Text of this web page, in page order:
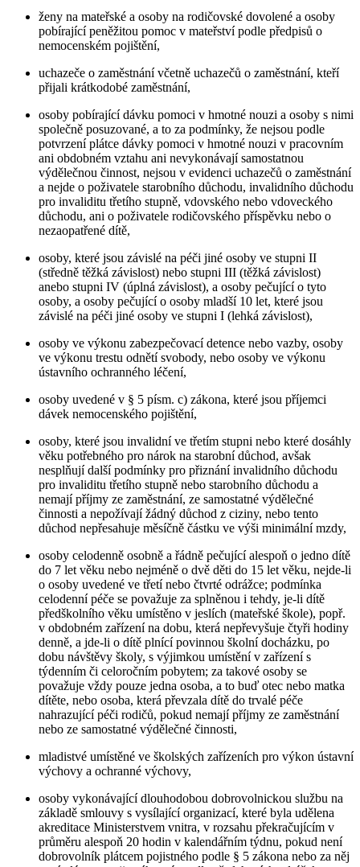
ženy na mateřské a osoby na rodičovské dovolené a osoby
pobírající peněžitou pomoc v mateřství podle předpisů o
nemocenském pojištění,
uchazeče o zaměstnání včetně uchazečů o zaměstnání, kteří
přijali krátkodobé zaměstnání,
osoby pobírající dávku pomoci v hmotné nouzi a osoby s nimi
společně posuzované, a to za podmínky, že nejsou podle
potvrzení plátce dávky pomoci v hmotné nouzi v pracovním
ani obdobném vztahu ani nevykonávají samostatnou
výdělečnou činnost, nejsou v evidenci uchazečů o zaměstnání
a nejde o poživatele starobního důchodu, invalidního důchodu
pro invaliditu třetího stupně, vdovského nebo vdoveckého
důchodu, ani o poživatele rodičovského příspěvku nebo o
nezaopatřené dítě,
osoby, které jsou závislé na péči jiné osoby ve stupni II
(středně těžká závislost) nebo stupni III (těžká závislost)
anebo stupni IV (úplná závislost), a osoby pečující o tyto
osoby, a osoby pečující o osoby mladší 10 let, které jsou
závislé na péči jiné osoby ve stupni I (lehká závislost),
osoby ve výkonu zabezpečovací detence nebo vazby, osoby
ve výkonu trestu odnětí svobody, nebo osoby ve výkonu
ústavního ochranného léčení,
osoby uvedené v § 5 písm. c) zákona, které jsou příjemci
dávek nemocenského pojištění,
osoby, které jsou invalidní ve třetím stupni nebo které dosáhly
věku potřebného pro nárok na starobní důchod, avšak
nesplňují další podmínky pro přiznání invalidního důchodu
pro invaliditu třetího stupně nebo starobního důchodu a
nemají příjmy ze zaměstnání, ze samostatné výdělečné
činnosti a nepožívají žádný důchod z ciziny, nebo tento
důchod nepřesahuje měsíčně částku ve výši minimální mzdy,
osoby celodenně osobně a řádně pečující alespoň o jedno dítě
do 7 let věku nebo nejméně o dvě děti do 15 let věku, nejde-li
o osoby uvedené ve třetí nebo čtvrté odrážce; podmínka
celodenní péče se považuje za splněnou i tehdy, je-li dítě
předškolního věku umístěno v jeslích (mateřské škole), popř.
v obdobném zařízení na dobu, která nepřevyšuje čtyři hodiny
denně, a jde-li o dítě plnící povinnou školní docházku, po
dobu návštěvy školy, s výjimkou umístění v zařízení s
týdenním či celoročním pobytem; za takové osoby se
považuje vždy pouze jedna osoba, a to buď otec nebo matka
dítěte, nebo osoba, která převzala dítě do trvalé péče
nahrazující péči rodičů, pokud nemají příjmy ze zaměstnání
nebo ze samostatné výdělečné činnosti,
mladistvé umístěné ve školských zařízeních pro výkon ústavní
výchovy a ochranné výchovy,
osoby vykonávající dlouhodobou dobrovolnickou službu na
základě smlouvy s vysílající organizací, které byla udělena
akreditace Ministerstvem vnitra, v rozsahu překračujícím v
průměru alespoň 20 hodin v kalendářním týdnu, pokud není
dobrovolník plátcem pojistného podle § 5 zákona nebo za něj